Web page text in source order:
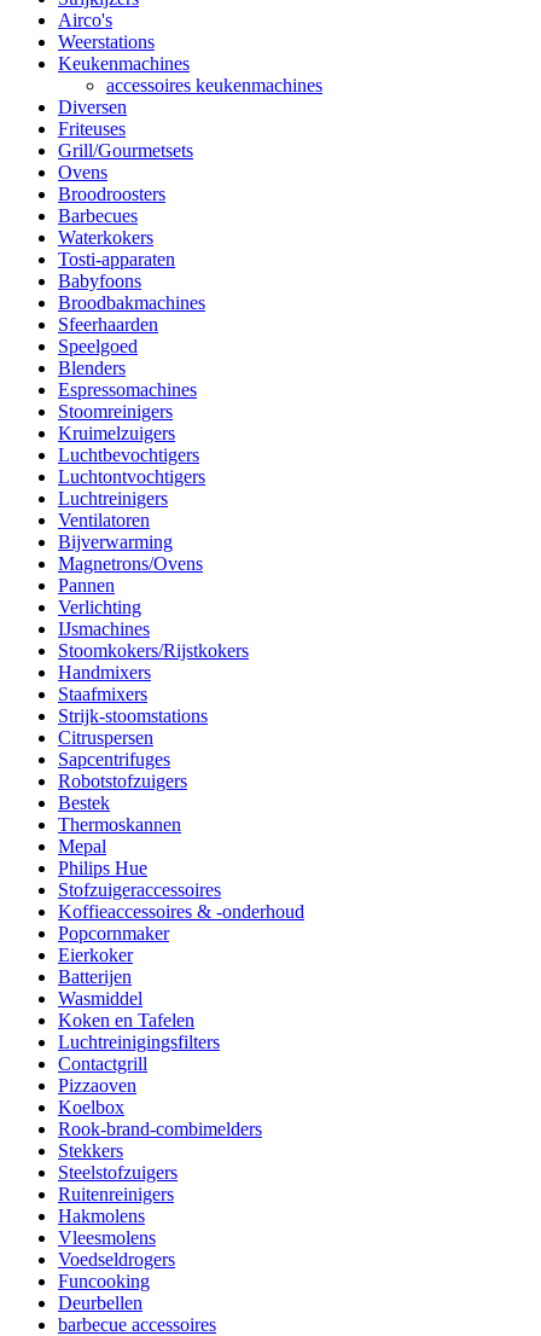
Airco's
Weerstations
Keukenmachines
accessoires keukenmachines
Diversen
Friteuses
Grill/Gourmetsets
Ovens
Broodroosters
Barbecues
Waterkokers
Tosti-apparaten
Babyfoons
Broodbakmachines
Sfeerhaarden
Speelgoed
Blenders
Espressomachines
Stoomreinigers
Kruimelzuigers
Luchtbevochtigers
Luchtontvochtigers
Luchtreinigers
Ventilatoren
Bijverwarming
Magnetrons/Ovens
Pannen
Verlichting
IJsmachines
Stoomkokers/Rijstkokers
Handmixers
Staafmixers
Strijk-stoomstations
Citruspersen
Sapcentrifuges
Robotstofzuigers
Bestek
Thermoskannen
Mepal
Philips Hue
Stofzuigeraccessoires
Koffieaccessoires & -onderhoud
Popcornmaker
Eierkoker
Batterijen
Wasmiddel
Koken en Tafelen
Luchtreinigingsfilters
Contactgrill
Pizzaoven
Koelbox
Rook-brand-combimelders
Stekkers
Steelstofzuigers
Ruitenreinigers
Hakmolens
Vleesmolens
Voedseldrogers
Funcooking
Deurbellen
barbecue accessoires